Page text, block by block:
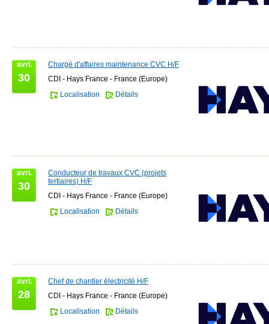
avri.
30
Chargé d'affaires maintenance CVC H/F
CDI - Hays France - France (Europe)
Localisation
Détails
avri.
30
Conducteur de travaux CVC (projets
tertiaires) H/F
CDI - Hays France - France (Europe)
Localisation
Détails
avri.
28
Chef de chantier électricité H/F
CDI - Hays France - France (Europe)
Localisation
Détails